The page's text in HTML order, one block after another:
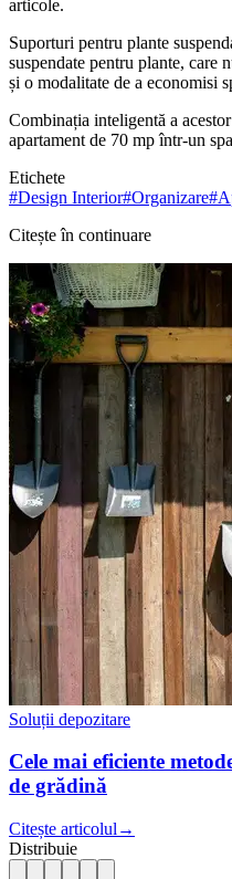
articole.
Suporturi pentru plante
suspendate pentru plante, care
și o modalitate de a economisi
Combinația inteligentă a
apartament de 70 mp într-un
Etichete
#Design Interior#Organizare#
Citește în continuare
Soluții depozitare
Cele mai eficiente
de grădină
Citește articolul →
Distribuie